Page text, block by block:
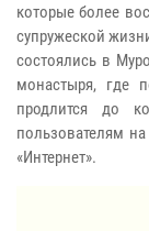
которые более
супружеской
состоялись в
монастыря, где
продлится до
пользователям
«Интернет».